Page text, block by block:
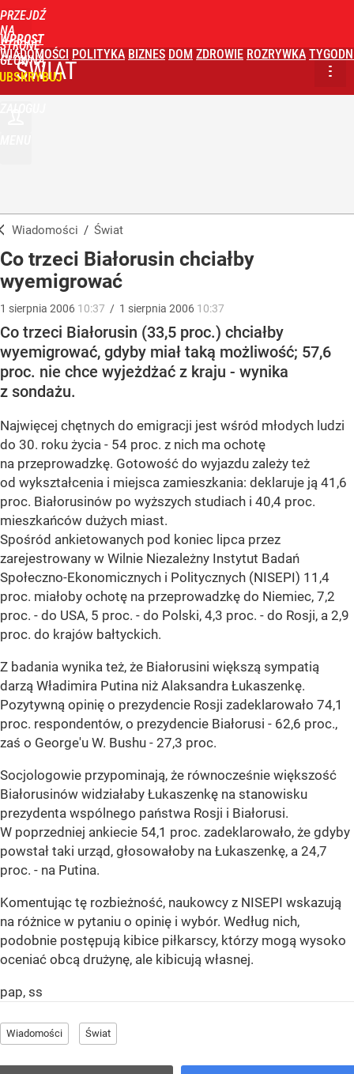
PRZEJDŹ
NA
STRONĘ
GŁÓWNĄ
WPROST
WIADOMOŚCI POLITYKA BIZNES DOM ZDROWIE ROZRYWKA
ŚWIAT
Wiadomości / Świat
Co trzeci Białorusin chciałby
wyemigrować
1 sierpnia 2006 10:37 / 1 sierpnia 2006 10:37
Co trzeci Białorusin (33,5 proc.) chciałby
wyemigrować, gdyby miał taką możliwość; 57,6
proc. nie chce wyjeżdżać z kraju - wynika
z sondażu.
Najwięcej chętnych do emigracji jest wśród młodych ludzi
do 30. roku życia - 54 proc. z nich ma ochotę
na przeprowadzkę. Gotowość do wyjazdu zależy też
od wykształcenia i miejsca zamieszkania: deklaruje ją 41,6
proc. Białorusinów po wyższych studiach i 40,4 proc.
mieszkańców dużych miast.
Spośród ankietowanych pod koniec lipca przez
zarejestrowany w Wilnie Niezależny Instytut Badań
Społeczno-Ekonomicznych i Politycznych (NISEPI) 11,4
proc. miałoby ochotę na przeprowadzkę do Niemiec, 7,2
proc. - do USA, 5 proc. - do Polski, 4,3 proc. - do Rosji, a 2,9
proc. do krajów bałtyckich.
Z badania wynika też, że Białorusini większą sympatią
darzą Władimira Putina niż Alaksandra Łukaszenkę.
Pozytywną opinię o prezydencie Rosji zadeklarowało 74,1
proc. respondentów, o prezydencie Białorusi - 62,6 proc.,
zaś o George'u W. Bushu - 27,3 proc.
Socjologowie przypominają, że równocześnie większość
Białorusinów widziałaby Łukaszenkę na stanowisku
prezydenta wspólnego państwa Rosji i Białorusi.
W poprzedniej ankiecie 54,1 proc. zadeklarowało, że gdyby
powstał taki urząd, głosowałoby na Łukaszenkę, a 24,7
proc. - na Putina.
Komentując tę rozbieżność, naukowcy z NISEPI wskazują
na różnice w pytaniu o opinię i wybór. Według nich,
podobnie postępują kibice piłkarscy, którzy mogą wysoko
oceniać obcą drużynę, ale kibicują własnej.
pap, ss
Wiadomości Świat